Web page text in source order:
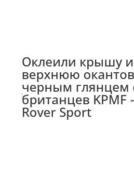
Оклеили крышу
верхнюю
черным глянцем
британцев KPMF
Rover Sport